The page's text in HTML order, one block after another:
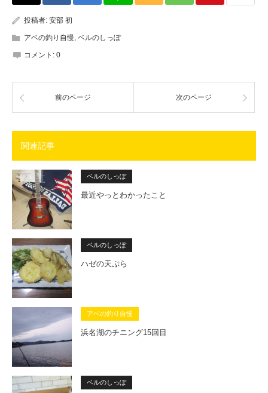
投稿者: 安部 初
アベの釣り自慢, ベルのしっぽ
コメント: 0
前のページ 次のページ
関連記事
ベルのしっぽ
最近やっとわかったこと
ベルのしっぽ
ハゼの天ぷら
アベの釣り自慢
浜名湖のチニング15回目
ベルのしっぽ